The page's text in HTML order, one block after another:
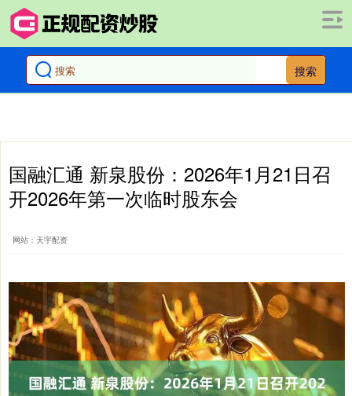
搜索
国融汇通 新泉股份：2026年1月21日召
开2026年第一次临时股东会
网站：天宇配资